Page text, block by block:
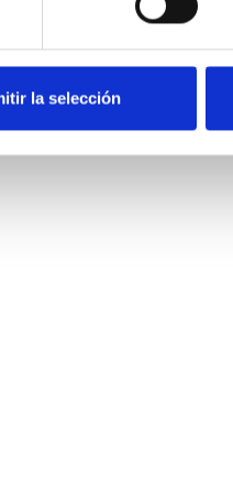
la selección